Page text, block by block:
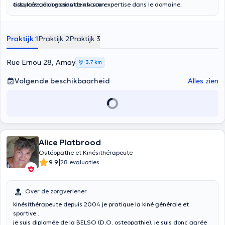
tissulaire, élargissant ainsi son expertise dans le domaine.
adaptés aux besoins de chacun.
Praktijk 1Praktijk 2Praktijk 3
Rue Ernou 28, Amay 3,7 km
Volgende beschikbaarheid Alles zien
Alice Platbrood
Ostéopathe et Kinésithérapeute
9.9|28 evaluaties
Over de zorgverlener
kinésithérapeute depuis 2004 je pratique la kiné générale et
sportive .
je suis diplomée de la BELSO (D.O. osteopathie), je suis donc agrée